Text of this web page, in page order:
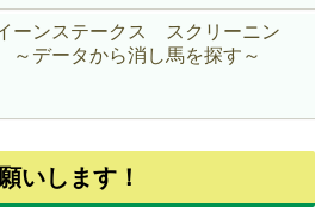
ーンステークス スクリーニン
データから消し馬を探す～
いします！